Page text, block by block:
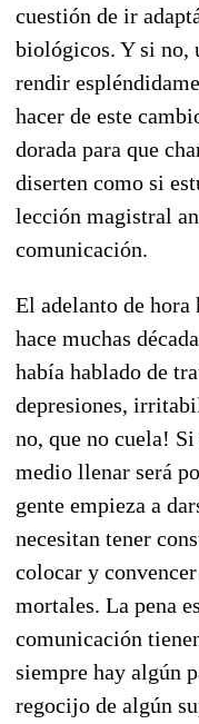
cuestión de ir
biológicos. Y si no,
rendir
hacer de este
dorada para que
diserten como si
lección magistral
comunicación.
El adelanto de hora
hace muchas
había hablado de
depresiones,
no, que no cuela!
medio llenar será
gente empieza a
necesitan tener
colocar y
mortales. La pena
comunicación
siempre hay algún
regocijo de algún